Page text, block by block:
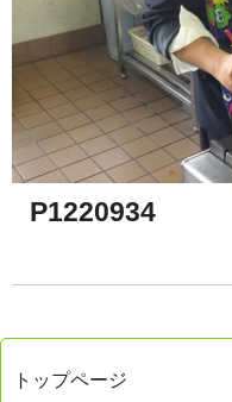
P1220934
トップページ